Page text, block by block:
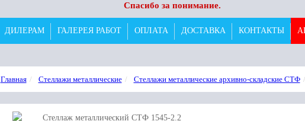
Спасибо за понимание.
ДИЛЕРАМ ГАЛЕРЕЯ РАБОТ ОПЛАТА ДОСТАВКА КОНТАКТЫ
Главная Стеллажи металлические Стеллажи металлические архивно-складские СТФ